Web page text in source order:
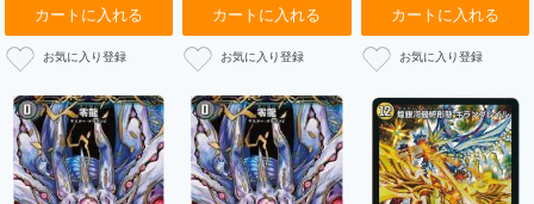
カートに入れる カートに入れる カートに入れる